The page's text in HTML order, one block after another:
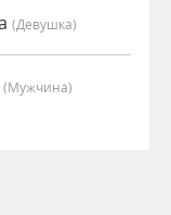
(девушка)
(мужчина)